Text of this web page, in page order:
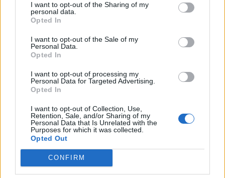
I want to opt-out of the Sharing of my
personal data.
Opted In
I want to opt-out of the Sale of my
Personal Data.
Opted In
I want to opt-out of processing my
Personal Data for Targeted Advertising.
Opted In
I want to opt-out of Collection, Use,
Retention, Sale, and/or Sharing of my
Personal Data that Is Unrelated with the
Purposes for which it was collected.
Opted Out
CONFIRM
mulig å koble til toaletter, vasker og dusjer
Mer informasjon: www.vetus.nl
Heftig fra Danmark
80 Open er betegnelsen på denne
luksuscruiseren fra det danske verftet Royal
Denship. Båten er designet av Bill Dixon og
ble første gang sjøsatt for et år siden.
Verftet har erfaring i bygging av yachter på